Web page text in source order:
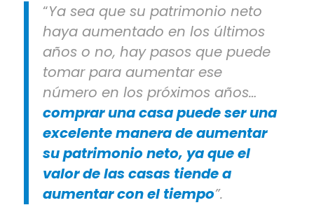
“Ya sea que su patrimonio neto
haya aumentado en los últimos
años o no, hay pasos que puede
tomar para aumentar ese
número en los próximos años…
comprar una casa puede ser una
excelente manera de aumentar
su patrimonio neto, ya que el
valor de las casas tiende a
aumentar con el tiempo”.